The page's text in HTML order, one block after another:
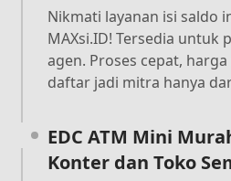
Nikmati layanan isi saldo
MAXsi.ID! Tersedia untuk
agen. Proses cepat,
daftar jadi mitra hanya
EDC ATM Mini
Konter dan Toko